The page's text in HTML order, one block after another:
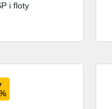
i floty